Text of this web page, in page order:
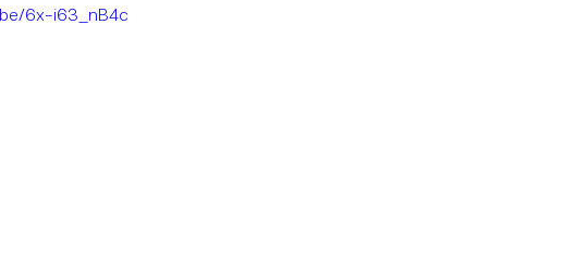
6x-i63_nB4c